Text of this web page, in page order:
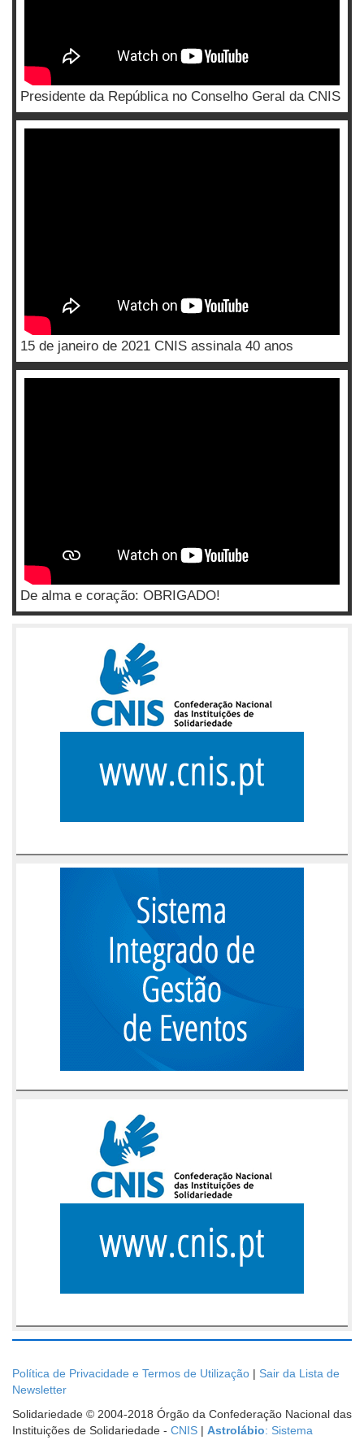
Presidente da República no Conselho Geral da CNIS
15 de janeiro de 2021 CNIS assinala 40 anos
De alma e coração: OBRIGADO!
Política de Privacidade e Termos de Utilização | Sair da Lista de
Newsletter
Solidariedade © 2004-2018 Órgão da Confederação Nacional das
Instituições de Solidariedade - CNIS | Astrolábio: Sistema